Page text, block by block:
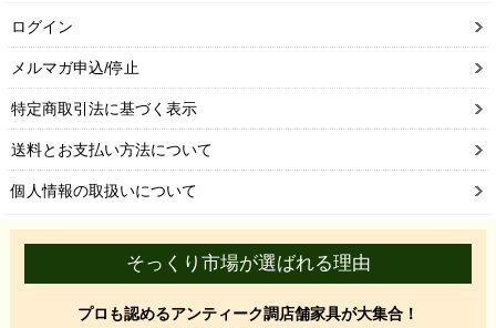
ログイン
メルマガ申込/停止
特定商取引法に基づく表示
送料とお支払い方法について
個人情報の取扱いについて
そっくり市場が選ばれる理由
プロも認めるアンティーク調店舗家具が大集合！